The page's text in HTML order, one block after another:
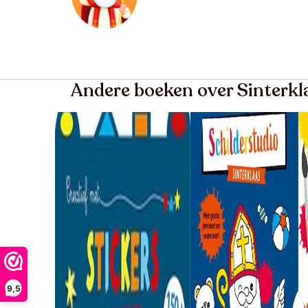
9,5
Andere boeken over